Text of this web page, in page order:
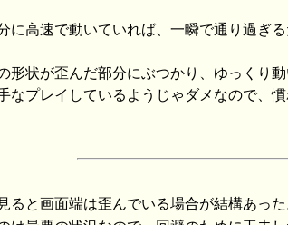
に高速で動いていれば、一瞬で通り過ぎ
形状が歪んだ部分にぶつかり、ゆっくり
なプレイしているようじゃダメなので、
ると画面端は歪んでいる場合が結構あった